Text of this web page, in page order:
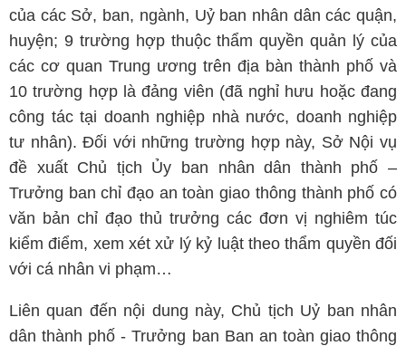
của các Sở, ban, ngành, Uỷ ban nhân dân các quận,
huyện; 9 trường hợp thuộc thẩm quyền quản lý của
các cơ quan Trung ương trên địa bàn thành phố và
10 trường hợp là đảng viên (đã nghỉ hưu hoặc đang
công tác tại doanh nghiệp nhà nước, doanh nghiệp
tư nhân). Đối với những trường hợp này, Sở Nội vụ
đề xuất Chủ tịch Ủy ban nhân dân thành phố –
Trưởng ban chỉ đạo an toàn giao thông thành phố có
văn bản chỉ đạo thủ trưởng các đơn vị nghiêm túc
kiểm điểm, xem xét xử lý kỷ luật theo thẩm quyền đối
với cá nhân vi phạm…
Liên quan đến nội dung này, Chủ tịch Uỷ ban nhân
dân thành phố - Trưởng ban Ban an toàn giao thông